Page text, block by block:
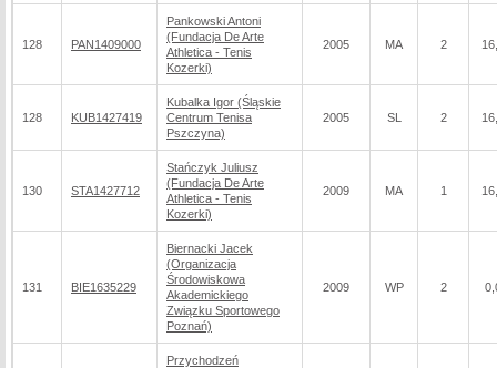
128 PAN1409000
Pankowski Antoni
(Fundacja De Arte
Athletica - Tenis
Kozerki)
2005 MA 2
128 KUB1427419
Kubalka Igor (Śląskie
Centrum Tenisa
Pszczyna)
2005 SL 2
130 STA1427712
Stańczyk Juliusz
(Fundacja De Arte
Athletica - Tenis
Kozerki)
2009 MA 1
131 BIE1635229
Biernacki Jacek
(Organizacja
Środowiskowa
Akademickiego
Związku Sportowego
Poznań)
2009 WP 2
Przychodzeń